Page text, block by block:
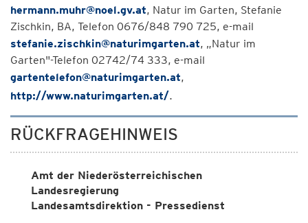
hermann.muhr@noel.gv.at, Natur im Garten, Stefanie
Zischkin, BA, Telefon 0676/848 790 725, e-mail
stefanie.zischkin@naturimgarten.at, „Natur im
Garten"-Telefon 02742/74 333, e-mail
gartentelefon@naturimgarten.at,
http://www.naturimgarten.at/.
RÜCKFRAGEHINWEIS
Amt der Niederösterreichischen
Landesregierung
Landesamtsdirektion - Pressedienst